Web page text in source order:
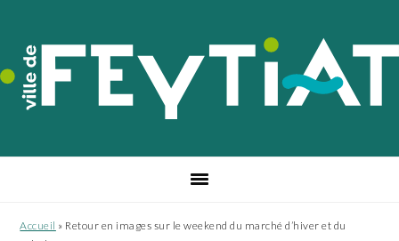
navigation
principale
contenu
principal
pied
de
page
Accueil » Retour en images sur le weekend du marché d’hiver et du